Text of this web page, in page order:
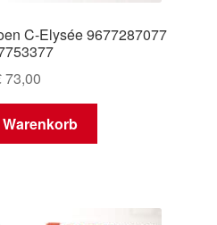
C-Elysée 9677287077
73,00